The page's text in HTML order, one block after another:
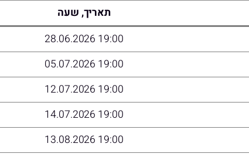
תאריך, שעה
19:00 28.06.2026
19:00 05.07.2026
19:00 12.07.2026
19:00 14.07.2026
19:00 13.08.2026